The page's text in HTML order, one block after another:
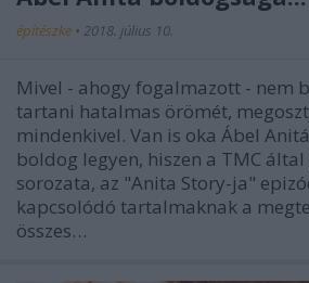
építészke • 2018. július 10.
Mivel - ahogy fogalmazott - nem
tartani hatalmas örömét,
mindenkivel. Van is oka Ábel
boldog legyen, hiszen a TMC
sorozata, az "Anita Story-ja"
kapcsolódó tartalmaknak a
összes…